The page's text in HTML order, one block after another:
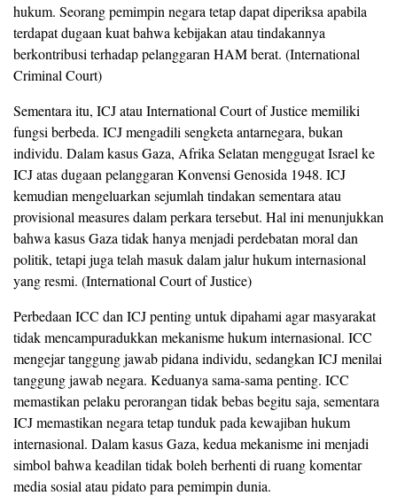
hukum. Seorang pemimpin negara tetap dapat diperiksa apabila
terdapat dugaan kuat bahwa kebijakan atau tindakannya
berkontribusi terhadap pelanggaran HAM berat. (International
Criminal Court)
Sementara itu, ICJ atau International Court of Justice memiliki
fungsi berbeda. ICJ mengadili sengketa antarnegara, bukan
individu. Dalam kasus Gaza, Afrika Selatan menggugat Israel ke
ICJ atas dugaan pelanggaran Konvensi Genosida 1948. ICJ
kemudian mengeluarkan sejumlah tindakan sementara atau
provisional measures dalam perkara tersebut. Hal ini menunjukkan
bahwa kasus Gaza tidak hanya menjadi perdebatan moral dan
politik, tetapi juga telah masuk dalam jalur hukum internasional
yang resmi. (International Court of Justice)
Perbedaan ICC dan ICJ penting untuk dipahami agar masyarakat
tidak mencampuradukkan mekanisme hukum internasional. ICC
mengejar tanggung jawab pidana individu, sedangkan ICJ menilai
tanggung jawab negara. Keduanya sama-sama penting. ICC
memastikan pelaku perorangan tidak bebas begitu saja, sementara
ICJ memastikan negara tetap tunduk pada kewajiban hukum
internasional. Dalam kasus Gaza, kedua mekanisme ini menjadi
simbol bahwa keadilan tidak boleh berhenti di ruang komentar
media sosial atau pidato para pemimpin dunia.